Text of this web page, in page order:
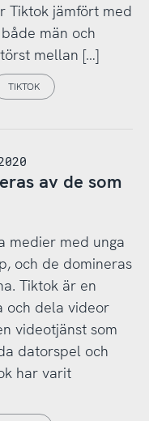
Tiktok jämfört med
män och
mellan […]
TIKTOK
av de som
medier med unga
och de domineras
Tiktok är en
och dela videor
videotjänst som
datorspel och
har varit